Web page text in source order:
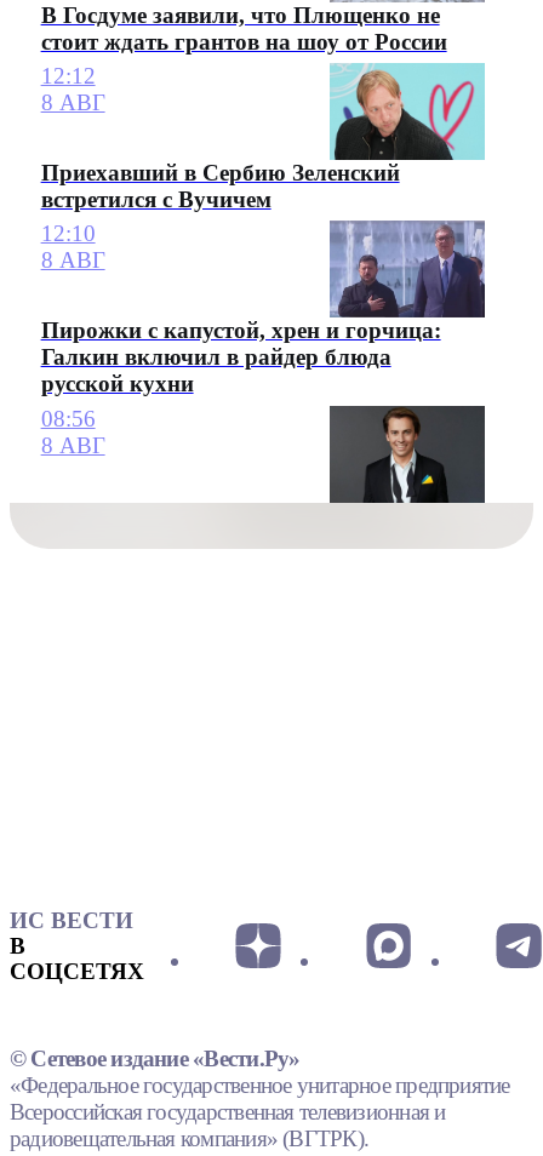
В Госдуме заявили, что Плющенко не
стоит ждать грантов на шоу от России
12:12
8 АВГ
Приехавший в Сербию Зеленский
встретился с Вучичем
12:10
8 АВГ
Пирожки с капустой, хрен и горчица:
Галкин включил в райдер блюда
русской кухни
08:56
8 АВГ
ИС ВЕСТИ
В
СОЦСЕТЯХ
© Сетевое издание «Вести.Ру»
«Федеральное государственное унитарное предприятие
Всероссийская государственная телевизионная и
радиовещательная компания» (ВГТРК).